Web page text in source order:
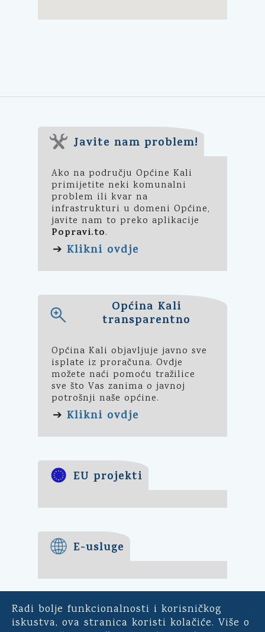
Radi bolje funkcionalnosti i korisničkog
iskustva, ova stranica koristi kolačiće. Više o
Javite nam problem!
Ako na području Općine Kali
primijetite neki komunalni
problem ili kvar na
infrastrukturi u domeni Općine,
javite nam to preko aplikacije
Popravi.to.
➔ Klikni ovdje
Općina Kali
transparentno
Općina Kali objavljuje javno sve
isplate iz proračuna. Ovdje
možete naći pomoću tražilice
sve što Vas zanima o javnoj
potrošnji naše općine.
➔ Klikni ovdje
EU projekti
E-usluge
E-demokracija